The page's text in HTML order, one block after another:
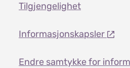
Tilgjengelighet
Informasjonskapsler
Endre samtykke for